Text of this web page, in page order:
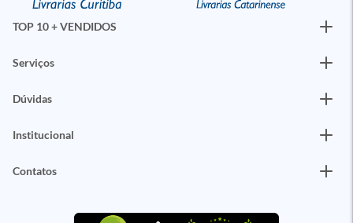
TOP 10 + VENDIDOS
Serviços
Dúvidas
Institucional
Contatos